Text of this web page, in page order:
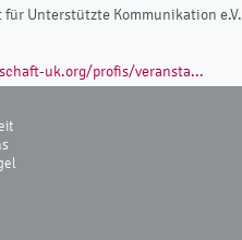
Unterstützte Kommunikation e.V.
uk.org/profis/veransta...